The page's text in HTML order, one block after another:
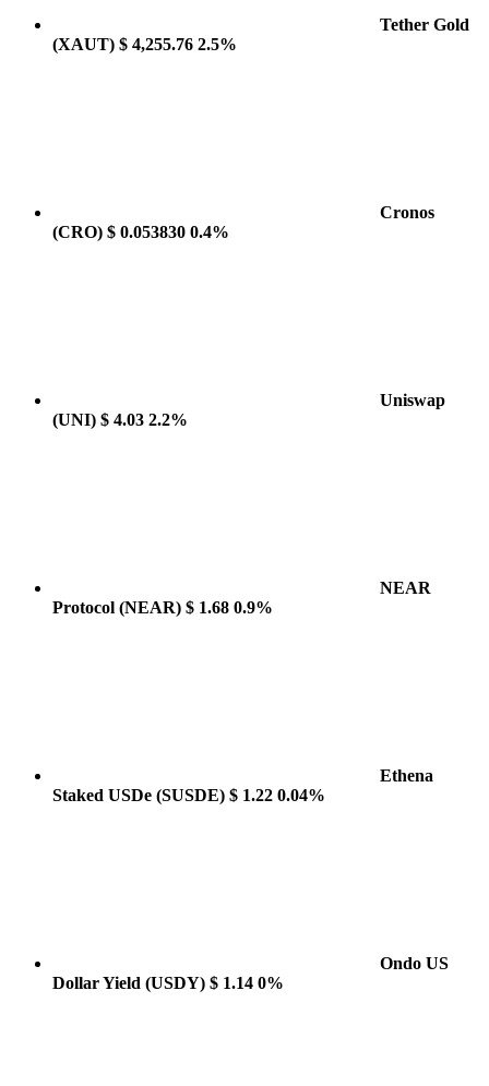
Tether Gold
(XAUT) $ 4,255.76 2.5%
Cronos
(CRO) $ 0.053830 0.4%
Uniswap
(UNI) $ 4.03 2.2%
NEAR
Protocol (NEAR) $ 1.68 0.9%
Ethena
Staked USDe (SUSDE) $ 1.22 0.04%
Ondo US
Dollar Yield (USDY) $ 1.14 0%